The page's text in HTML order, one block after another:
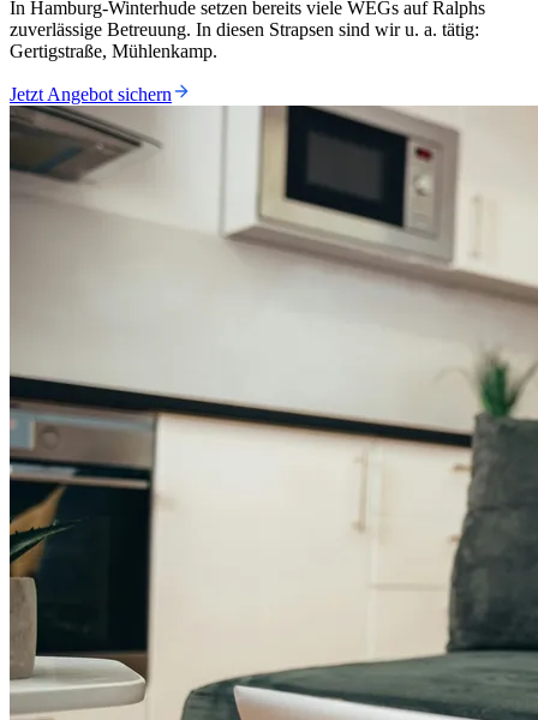
In Hamburg-Winterhude setzen bereits viele WEGs auf Ralphs
zuverlässige Betreuung. In diesen Strapsen sind wir u. a. tätig:
Gertigstraße, Mühlenkamp.
Jetzt Angebot sichern